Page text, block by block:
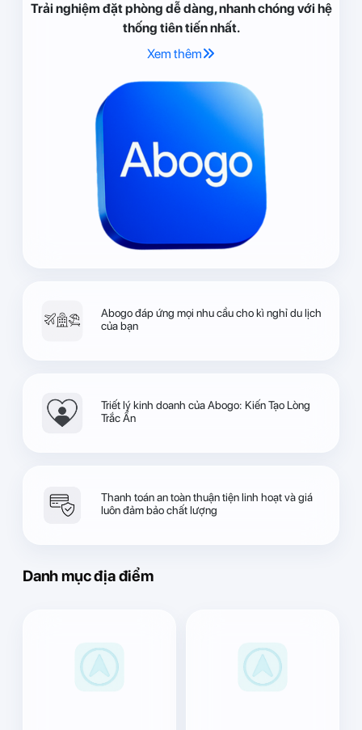
Trải nghiệm đặt phòng dễ dàng, nhanh chóng với hệ
thống tiên tiến nhất.
Xem thêm
Abogo đáp ứng mọi nhu cầu cho kì nghỉ du lịch
của bạn
Triết lý kinh doanh của Abogo: Kiến Tạo Lòng
Trắc Ẩn
Thanh toán an toàn thuận tiện linh hoạt và giá
luôn đảm bảo chất lượng
Danh mục địa điểm